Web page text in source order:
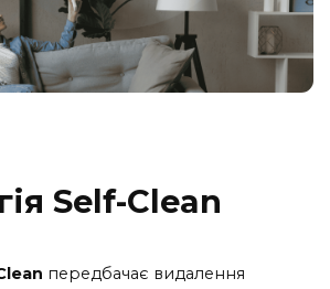
Self-Clean
передбачає видалення